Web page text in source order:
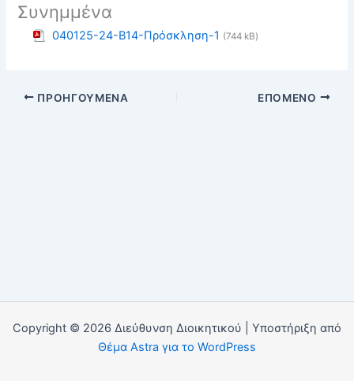
Συνημμένα
040125-24-B14-Πρόσκληση-1 (744 kB)
ΠΡΟΗΓΟΎΜΕΝΑ ΕΠΌΜΕΝΟ
Copyright © 2026 Διεύθυνση Διοικητικού | Υποστήριξη από
Θέμα Astra για το WordPress